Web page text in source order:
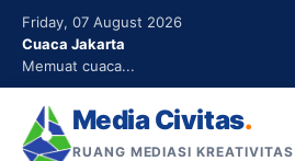
Friday, 07 August 2026
Cuaca Jakarta
Memuat cuaca...
Media Civitas.
RUANG MEDIASI